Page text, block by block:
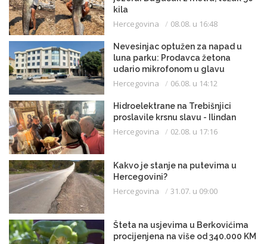
kila
Hercegovina 08.08. u 16:48
Nevesinjac optužen za napad u
luna parku: Prodavca žetona
udario mikrofonom u glavu
Hercegovina 06.08. u 14:12
Hidroelektrane na Trebišnjici
proslavile krsnu slavu - Ilindan
Hercegovina 02.08. u 17:16
Kakvo je stanje na putevima u
Hercegovini?
Hercegovina 31.07. u 09:00
Šteta na usjevima u Berkovićima
procijenjena na više od 340.000 KM